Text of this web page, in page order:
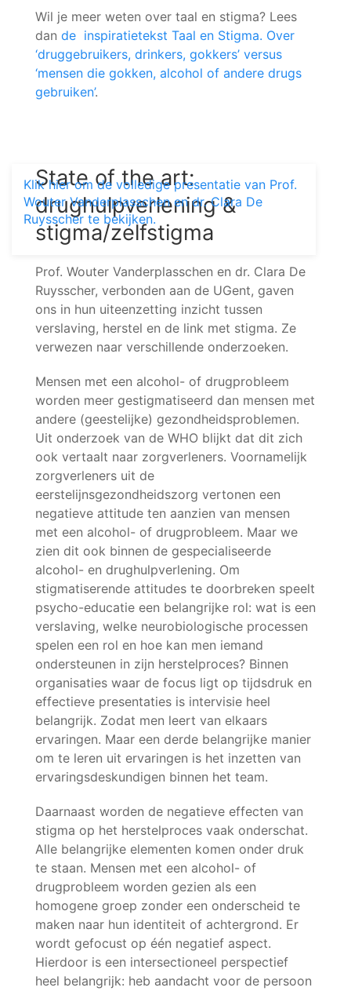
Wil je meer weten over taal en stigma? Lees
dan de inspiratietekst Taal en Stigma. Over
‘druggebruikers, drinkers, gokkers’ versus
‘mensen die gokken, alcohol of andere drugs
gebruiken’.
State of the art:
drughulpverlening &
stigma/zelfstigma
Prof. Wouter Vanderplasschen en dr. Clara De
Ruysscher, verbonden aan de UGent, gaven
ons in hun uiteenzetting inzicht tussen
verslaving, herstel en de link met stigma. Ze
verwezen naar verschillende onderzoeken.
Mensen met een alcohol- of drugprobleem
worden meer gestigmatiseerd dan mensen met
andere (geestelijke) gezondheidsproblemen.
Uit onderzoek van de WHO blijkt dat dit zich
ook vertaalt naar zorgverleners. Voornamelijk
zorgverleners uit de
eerstelijnsgezondheidszorg vertonen een
negatieve attitude ten aanzien van mensen
met een alcohol- of drugprobleem. Maar we
zien dit ook binnen de gespecialiseerde
alcohol- en drughulpverlening. Om
stigmatiserende attitudes te doorbreken speelt
psycho-educatie een belangrijke rol: wat is een
verslaving, welke neurobiologische processen
spelen een rol en hoe kan men iemand
ondersteunen in zijn herstelproces? Binnen
organisaties waar de focus ligt op tijdsdruk en
effectieve presentaties is intervisie heel
belangrijk. Zodat men leert van elkaars
ervaringen. Maar een derde belangrijke manier
om te leren uit ervaringen is het inzetten van
ervaringsdeskundigen binnen het team.
Daarnaast worden de negatieve effecten van
stigma op het herstelproces vaak onderschat.
Alle belangrijke elementen komen onder druk
te staan. Mensen met een alcohol- of
drugprobleem worden gezien als een
homogene groep zonder een onderscheid te
maken naar hun identiteit of achtergrond. Er
wordt gefocust op één negatief aspect.
Hierdoor is een intersectioneel perspectief
heel belangrijk: heb aandacht voor de persoon
Klik hier om de volledige presentatie van Prof.
Wouter Vanderplasschen en dr. Clara De
Ruysscher te bekijken.